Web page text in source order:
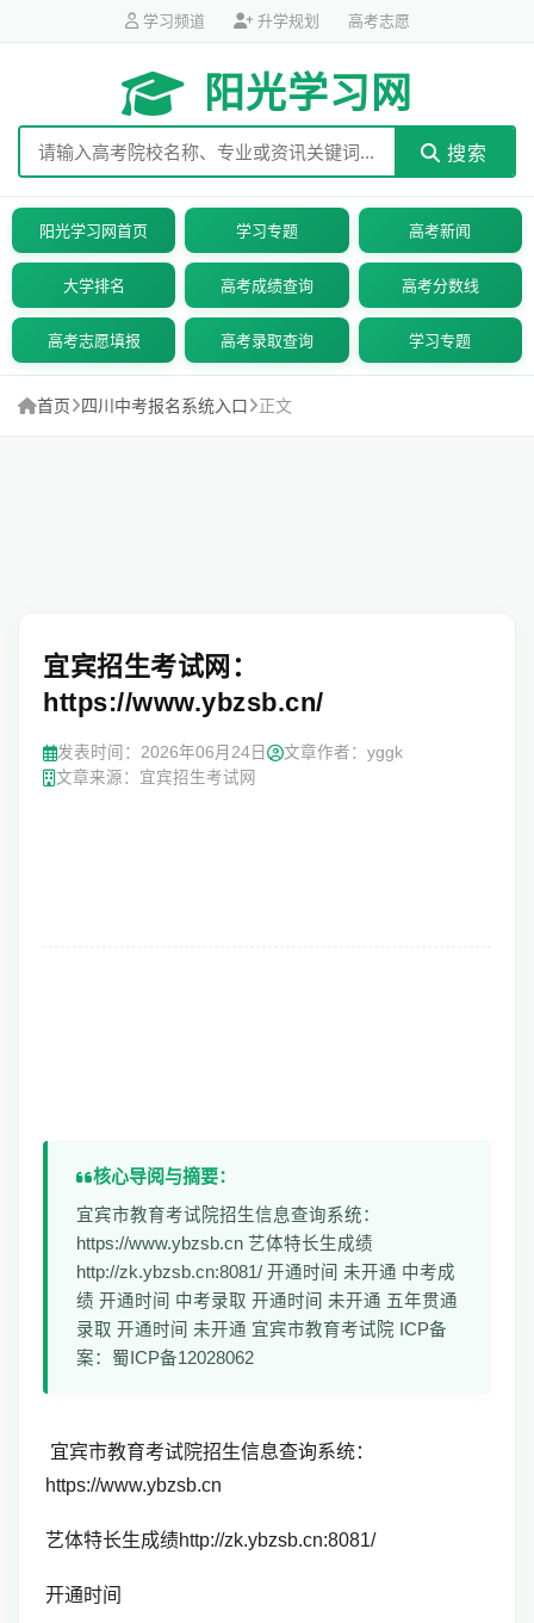
学习频道 升学规划 高考志愿
阳光学习网
搜索
阳光学习网首页 学习专题 高考新闻
大学排名 高考成绩查询 高考分数线
高考志愿填报 高考录取查询 学习专题
首页 四川中考报名系统入口 正文
宜宾招生考试网：
https://www.ybzsb.cn/
发表时间：2026年06月24日
文章作者：yggk
文章来源：宜宾招生考试网
核心导阅与摘要：
宜宾市教育考试院招生信息查询系统：
https://www.ybzsb.cn 艺体特长生成绩
http://zk.ybzsb.cn:8081/ 开通时间 未开通 中考成
绩 开通时间 中考录取 开通时间 未开通 五年贯通
录取 开通时间 未开通 宜宾市教育考试院 ICP备
案：蜀ICP备12028062
宜宾市教育考试院招生信息查询系统：
https://www.ybzsb.cn
艺体特长生成绩http://zk.ybzsb.cn:8081/
开通时间